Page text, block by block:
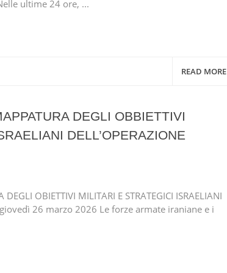
ultime 24 ore, ...
READ MORE
DEGLI OBBIETTIVI
DELL’OPERAZIONE
OBIETTIVI MILITARI E STRATEGICI ISRAELIANI
giovedì 26 marzo 2026 Le forze armate iraniane e i